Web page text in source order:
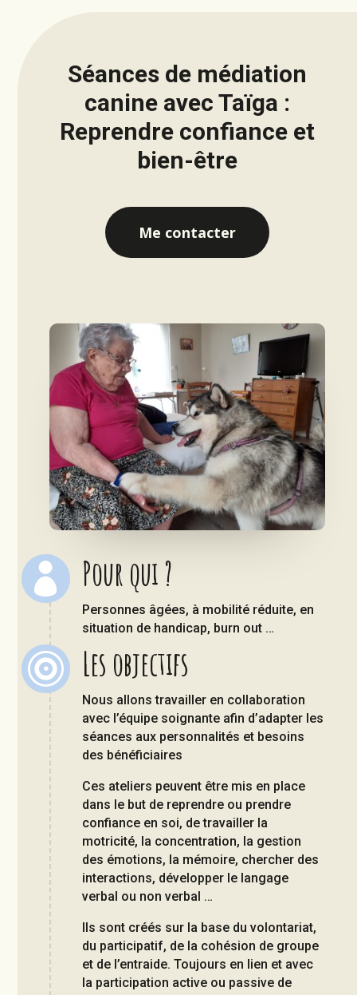
Séances de médiation
canine avec Taïga :
Reprendre confiance et
bien-être
Me contacter
 Pour qui ?
Personnes âgées, à mobilité réduite, en
situation de handicap, burn out …
 Les objectifs
Nous allons travailler en collaboration
avec l’équipe soignante afin d’adapter les
séances aux personnalités et besoins
des bénéficiaires
Ces ateliers peuvent être mis en place
dans le but de reprendre ou prendre
confiance en soi, de travailler la
motricité, la concentration, la gestion
des émotions, la mémoire, chercher des
interactions, développer le langage
verbal ou non verbal …
Ils sont créés sur la base du volontariat,
du participatif, de la cohésion de groupe
et de l’entraide. Toujours en lien et avec
la participation active ou passive de